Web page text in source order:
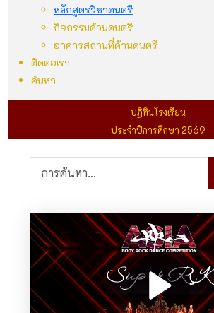
หลักสูตรวิชาดนตรี
กิจกรรมด้านดนตรี
อาคารสถานที่ด้านดนตรี
ติดต่อเรา
ค้นหา
ปฏิทินโรงเรียน
ประจำปีการศึกษา 2569